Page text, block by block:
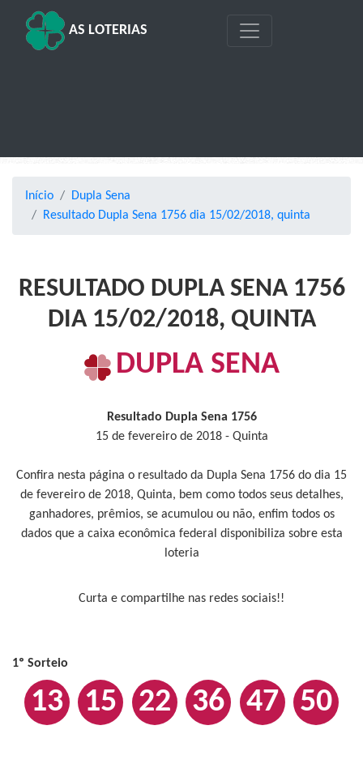
AS LOTERIAS
Início
Dupla Sena
Resultado Dupla Sena 1756 dia 15/02/2018, quinta
RESULTADO DUPLA SENA 1756
DIA 15/02/2018, QUINTA
DUPLA SENA
Resultado Dupla Sena 1756
15 de fevereiro de 2018 - Quinta
Confira nesta página o resultado da Dupla Sena 1756 do dia 15
de fevereiro de 2018, Quinta, bem como todos seus detalhes,
ganhadores, prêmios, se acumulou ou não, enfim todos os
dados que a caixa econômica federal disponibiliza sobre esta
loteria
Curta e compartilhe nas redes sociais!!
1º Sorteio
13 15 22 36 47 50